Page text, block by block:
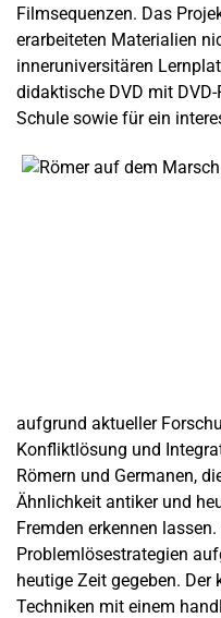
Filmsequenzen. Das
erarbeiteten Materialien
inneruniversitären
didaktische DVD mit
Schule sowie für ein
aufgrund aktueller
Konfliktlösung und
Römern und Germanen,
Ähnlichkeit antiker und
Fremden erkennen lassen.
Problemlösestrategien
heutige Zeit gegeben.
Techniken mit einem